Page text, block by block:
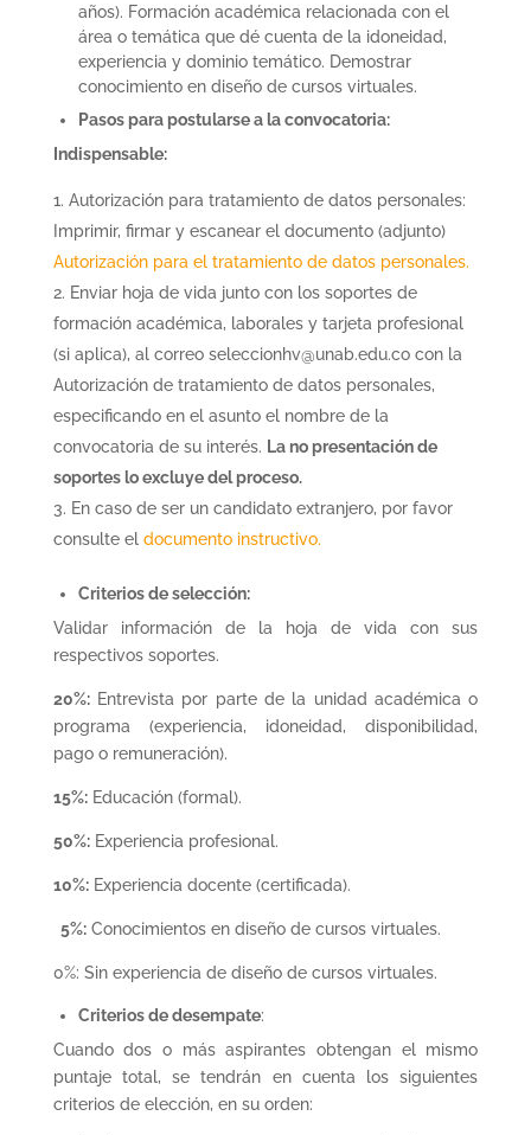
años). Formación académica relacionada con el
área o temática que dé cuenta de la idoneidad,
experiencia y dominio temático. Demostrar
conocimiento en diseño de cursos virtuales.
Pasos para postularse a la convocatoria:
Indispensable:
Autorización para tratamiento de datos personales:
Imprimir, firmar y escanear el documento (adjunto)
Autorización para el tratamiento de datos personales.
Enviar hoja de vida junto con los soportes de
formación académica, laborales y tarjeta profesional
(si aplica), al correo seleccionhv@unab.edu.co con la
Autorización de tratamiento de datos personales,
especificando en el asunto el nombre de la
convocatoria de su interés. La no presentación de
soportes lo excluye del proceso.
En caso de ser un candidato extranjero, por favor
consulte el documento instructivo.
Criterios de selección:
Validar información de la hoja de vida con sus
respectivos soportes.
20%:Entrevista por parte de la unidad académica o
programa (experiencia, idoneidad, disponibilidad,
pago o remuneración).
15%:Educación (formal).
50%:Experiencia profesional.
10%:Experiencia docente (certificada).
5%:Conocimientos en diseño de cursos virtuales.
0%: Sin experiencia de diseño de cursos virtuales.
Criterios de desempate:
Cuando dos o más aspirantes obtengan el mismo
puntaje total, se tendrán en cuenta los siguientes
criterios de elección, en su orden: